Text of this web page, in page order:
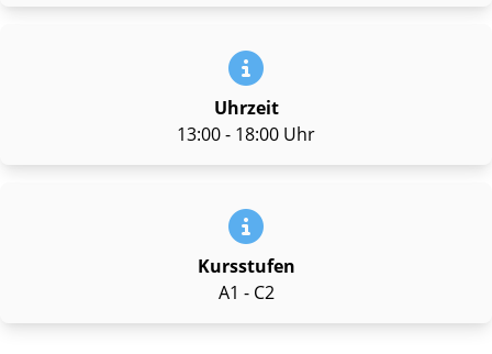
Uhrzeit
13:00 - 18:00 Uhr
Kursstufen
A1 - C2